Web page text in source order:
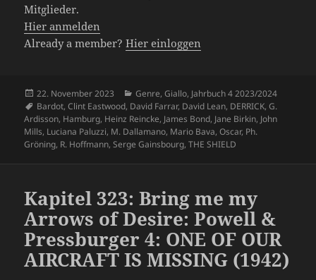
Mitglieder.
Hier anmelden
Already a member?Hier einloggen
Veröffentlicht
am
22. November 2023 Kategorien
Genre,Giallo, Jahrbuch 4 2023/2024
Schlagwörter
Bardot,Clint Eastwood, David Farrar, David Lean, DERRICK,G.
Ardisson, Hamburg, Heinz Reincke, James Bond, Jane Birkin, John
Mills, Luciana Paluzzi, M. Dallamano, Mario Bava,Oscar, Ph.
Gröning, R. Hoffmann,Serge Gainsbourg,THE SHIELD
Kapitel 323: Bring me my
Arrows of Desire: Powell &
Pressburger 4: ONE OF OUR
AIRCRAFT IS MISSING (1942)